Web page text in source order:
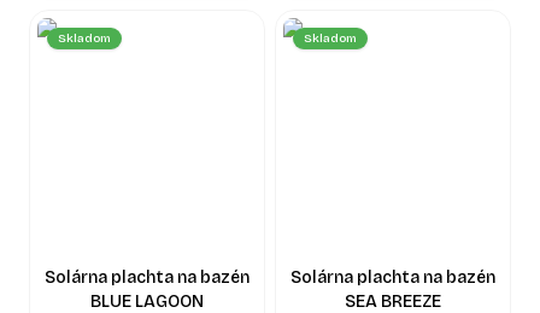
môžete kontaktovať.
Ako môžem zabezpečiť vodu v bazéne čistú bez chlóru?
200 € a dodanie aj montáž realizujeme po celom SR.
Skladom
Solárna plachta na bazén
BLUE LAGOON
Skladom
Solárna plachta na bazén
SEA BREEZE